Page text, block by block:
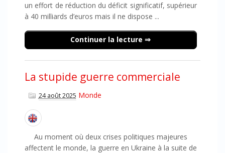
un effort de réduction du déficit significatif, supérieur
à 40 milliards d’euros mais il ne dispose ...
Continuer la lecture
La stupide guerre commerciale
24 août 2025 Monde
Au moment où deux crises politiques majeures
affectent le monde, la guerre en Ukraine à la suite de